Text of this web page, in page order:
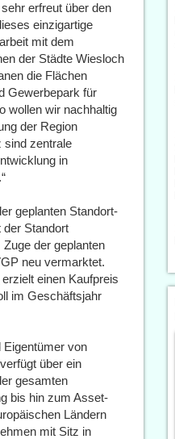
erfreut über den
einzigartige
mit dem
der Städte Wiesloch
die Flächen
Gewerbepark für
wollen wir nachhaltig
der Region
sind zentrale
in
geplanten Standort-
der Standort
der geplanten
neu vermarktet.
einen Kaufpreis
im Geschäftsjahr
Eigentümer von
über ein
gesamten
bis hin zum Asset-
Ländern
mit Sitz in